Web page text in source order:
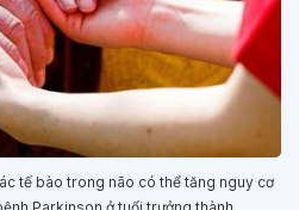
tế bào trong não có thể tăng nguy cơ